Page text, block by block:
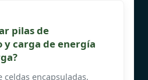
pilas de
y carga de energía
encapsuladas,